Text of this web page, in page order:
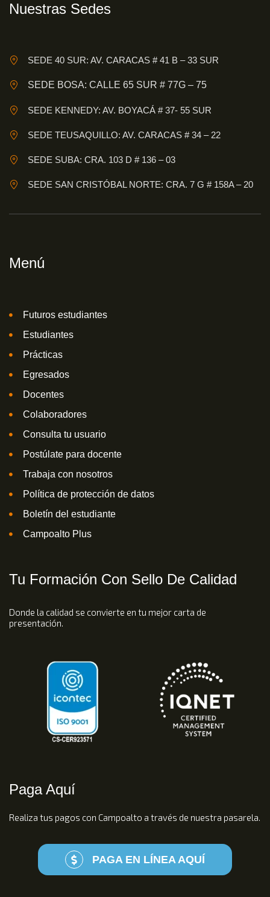
Nuestras Sedes
SEDE 40 SUR: AV. CARACAS # 41 B – 33 SUR
SEDE BOSA: CALLE 65 SUR # 77G – 75
SEDE KENNEDY: AV. BOYACÁ # 37- 55 SUR
SEDE TEUSAQUILLO: AV. CARACAS # 34 – 22
SEDE SUBA: CRA. 103 D # 136 – 03
SEDE SAN CRISTÓBAL NORTE: CRA. 7 G # 158A – 20
Menú
Futuros estudiantes
Estudiantes
Prácticas
Egresados
Docentes
Colaboradores
Consulta tu usuario
Postúlate para docente
Trabaja con nosotros
Política de protección de datos
Boletín del estudiante
Campoalto Plus
Tu Formación Con Sello De Calidad
Donde la calidad se convierte en tu mejor carta de
presentación.
Paga Aquí
Realiza tus pagos con Campoalto a través de nuestra pasarela.
PAGA EN LÍNEA AQUÍ